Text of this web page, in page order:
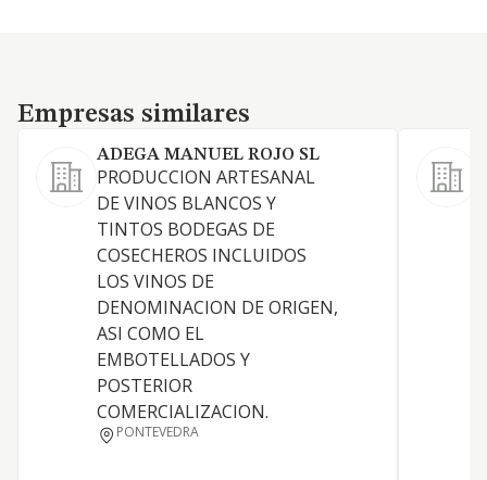
Empresas similares
Empresas similares
ADEGA MANUEL ROJO SL
PRODUCCION ARTESANAL
DE VINOS BLANCOS Y
TINTOS BODEGAS DE
COSECHEROS INCLUIDOS
LOS VINOS DE
DENOMINACION DE ORIGEN,
ASI COMO EL
EMBOTELLADOS Y
POSTERIOR
COMERCIALIZACION.
PONTEVEDRA